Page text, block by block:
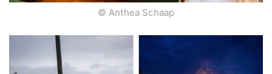
© Anthea Schaap